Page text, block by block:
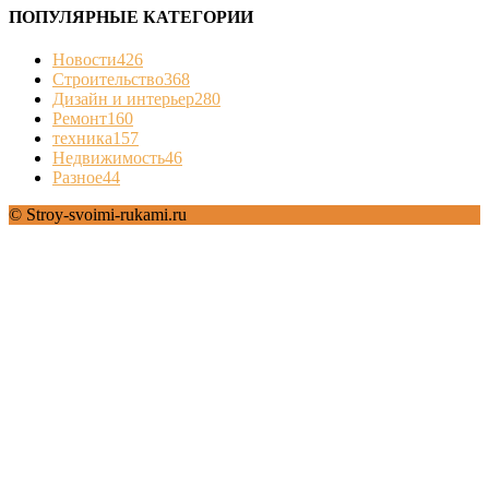
ПОПУЛЯРНЫЕ КАТЕГОРИИ
Новости426
Строительство368
Дизайн и интерьер280
Ремонт160
техника157
Недвижимость46
Разное44
© Stroy-svoimi-rukami.ru